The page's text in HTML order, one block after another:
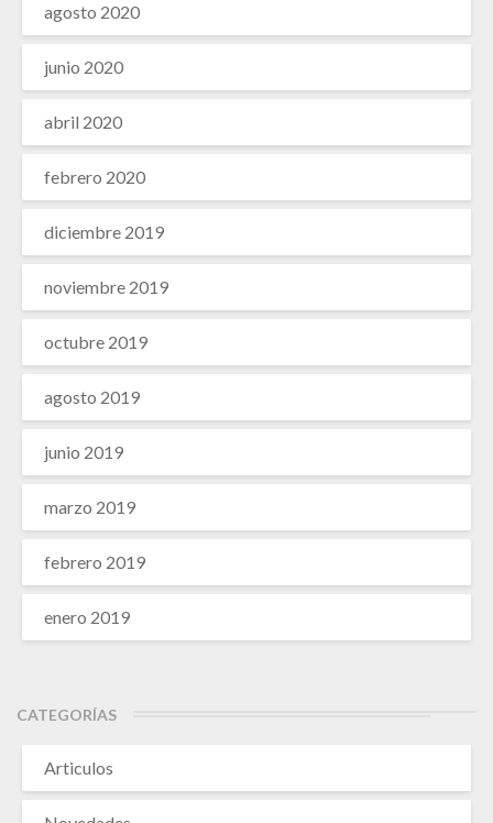
agosto 2020
junio 2020
abril 2020
febrero 2020
diciembre 2019
noviembre 2019
octubre 2019
agosto 2019
junio 2019
marzo 2019
febrero 2019
enero 2019
CATEGORÍAS
Articulos